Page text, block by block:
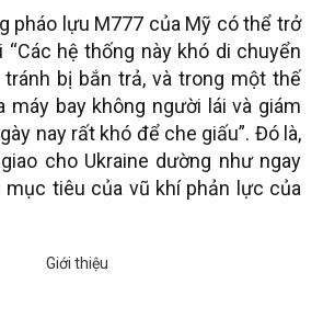
pháo lựu M777 của Mỹ có thể trở
“Các hệ thống này khó di chuyển
bị bắn trả, và trong một thế
máy bay không người lái và giám
nay rất khó để che giấu”. Đó là,
cho Ukraine dường như ngay
mục tiêu của vũ khí phản lực của